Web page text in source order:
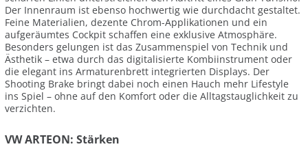
Der Innenraum ist ebenso hochwertig wie durchdacht gestaltet.
Feine Materialien, dezente Chrom-Applikationen und ein
aufgeräumtes Cockpit schaffen eine exklusive Atmosphäre.
Besonders gelungen ist das Zusammenspiel von Technik und
Ästhetik – etwa durch das digitalisierte Kombiinstrument oder
die elegant ins Armaturenbrett integrierten Displays. Der
Shooting Brake bringt dabei noch einen Hauch mehr Lifestyle
ins Spiel – ohne auf den Komfort oder die Alltagstauglichkeit zu
verzichten.
VW ARTEON: Stärken